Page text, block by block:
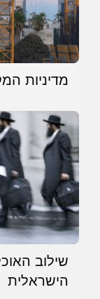
מדיניות
שילוב
הישראלית